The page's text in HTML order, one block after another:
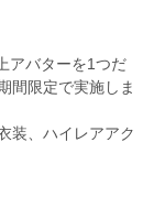
アバターを1つだ
間限定で実施しま
装、ハイレアアク